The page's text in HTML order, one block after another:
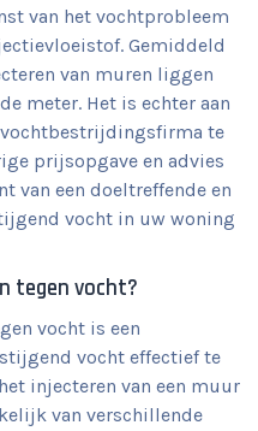
van het vochtprobleem
Gemiddeld
van muren liggen
meter. Het is echter aan
vochtbestrijdingsfirma te
prijsopgave en advies
van een doeltreffende en
vocht in uw woning
tegen vocht?
vocht is een
vocht effectief te
injecteren van een muur
van verschillende